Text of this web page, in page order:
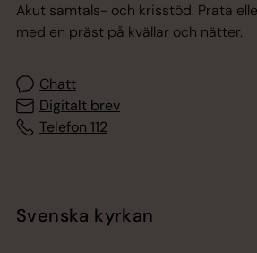
Akut samtals- och krisstöd. Prata
med en präst på kvällar och nätter.
Chatt
Digitalt brev
Telefon 112
Svenska kyrkan